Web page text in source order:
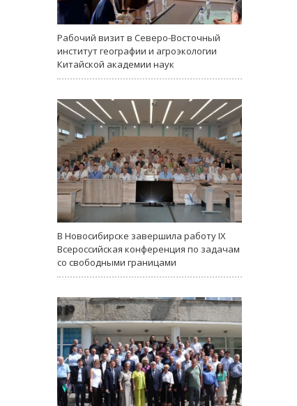
Рабочий визит в Северо-Восточный
институт географии и агроэкологии
Китайской академии наук
В Новосибирске завершила работу IX
Всероссийская конференция по задачам
со свободными границами